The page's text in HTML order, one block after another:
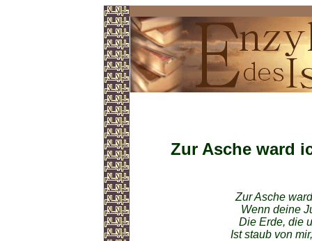
Zur Asche ward
Zur Asche
Wenn deine
Die Erde, die
Ist staub von